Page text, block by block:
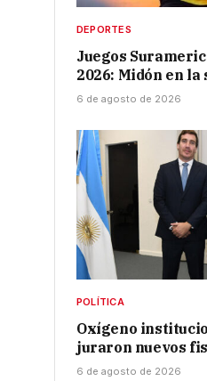
DEPORTES
Juegos
2026: Midón en la
6 de agosto de 2026
POLÍTICA
Oxígeno
juraron nuevos
6 de agosto de 2026